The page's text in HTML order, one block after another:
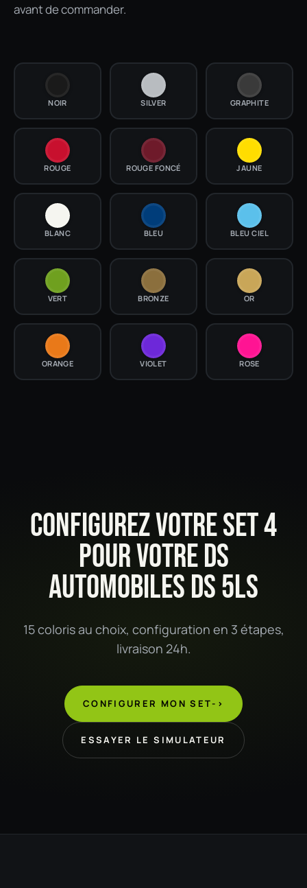
avant de commander.
NOIR SILVER GRAPHITE
ROUGE ROUGE FONCÉ JAUNE
BLANC BLEU BLEU CIEL
VERT BRONZE OR
ORANGE VIOLET ROSE
CONFIGUREZ VOTRE SET 4
POUR VOTRE DS
AUTOMOBILES DS 5LS
15 coloris au choix, configuration en 3 étapes,
livraison 24h.
CONFIGURER MON SET->
ESSAYER LE SIMULATEUR